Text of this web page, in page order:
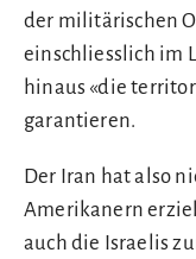
der militärischen
einschliesslich im
hinaus «die
garantieren.
Der Iran hat also
Amerikanern
auch die Israelis